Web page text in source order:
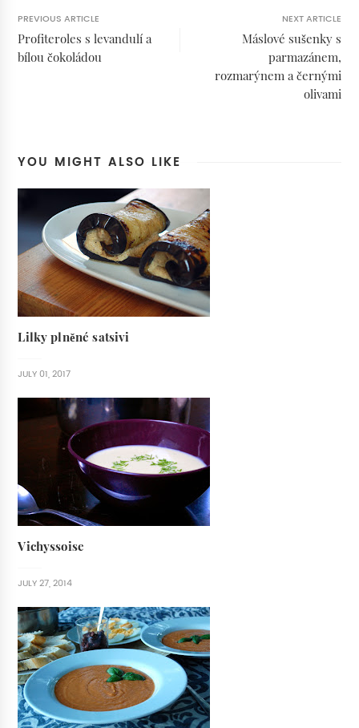
PREVIOUS ARTICLE
Profiteroles s levandulí a
bílou čokoládou
NEXT ARTICLE
Máslové sušenky s
parmazánem,
rozmarýnem a černými
olivami
YOU MIGHT ALSO LIKE
Lilky plněné satsivi
JULY 01, 2017
Vichyssoise
JULY 27, 2014